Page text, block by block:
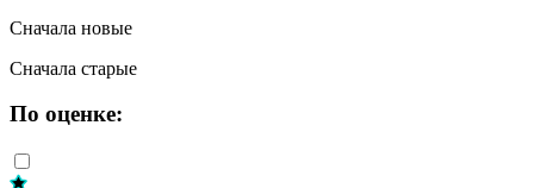
Сначала новые
Сначала старые
По оценке: